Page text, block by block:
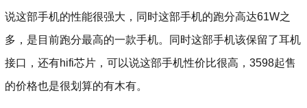
说这部手机的性能很强大，同时这部手机的跑分高达61W之
多，是目前跑分最高的一款手机。同时这部手机该保留了耳机
接口，还有hifi芯片，可以说这部手机性价比很高，3598起售
的价格也是很划算的有木有。